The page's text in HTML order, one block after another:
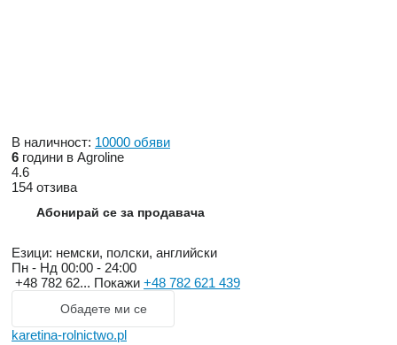
В наличност: 10000 обяви
6 години в Agroline
4.6
154 отзива
Абонирай се за продавача
Езици: немски, полски, английски
Пн - Нд 00:00 - 24:00
+48 782 62... Покажи +48 782 621 439
Обадете ми се
karetina-rolnictwo.pl